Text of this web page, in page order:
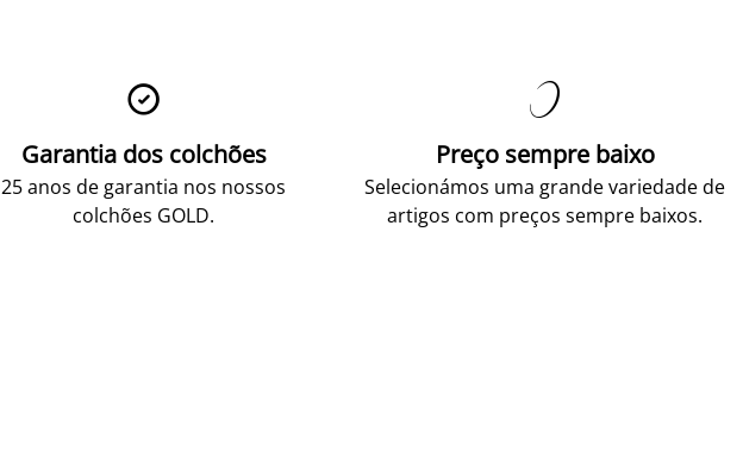

Garantia dos colchões
25 anos de garantia nos nossos
colchões GOLD.

Preço sempre baixo
Selecionámos uma grande variedade de
artigos com preços sempre baixos.